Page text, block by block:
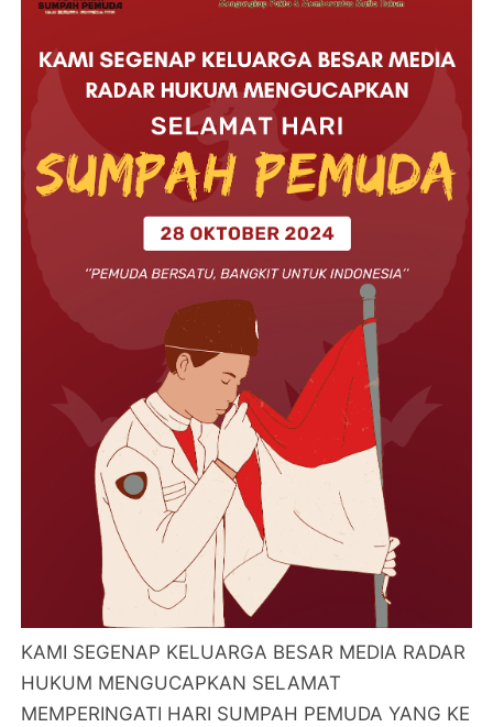
KAMI SEGENAP KELUARGA BESAR MEDIA RADAR
HUKUM MENGUCAPKAN SELAMAT
MEMPERINGATI HARI SUMPAH PEMUDA YANG KE